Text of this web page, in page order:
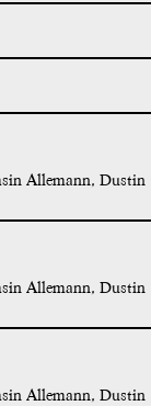
Allemann, Dustin
Allemann, Dustin
Allemann, Dustin